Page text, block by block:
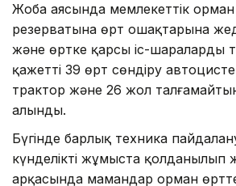
Жоба аясында мемлекеттік орман
резерватына өрт ошақтарына
және өртке қарсы іс-шараларды
қажетті 39 өрт сөндіру
трактор және 26 жол
алынды.
Бүгінде барлық техника
күнделікті жұмыста
арқасында мамандар орман